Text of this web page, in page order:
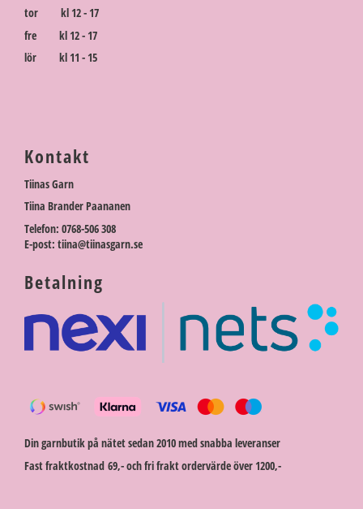
tor kl 12 - 17
fre kl 12 - 17
lör kl 11 - 15
Kontakt
Tiinas Garn
Tiina Brander Paananen
Telefon: 0768-506 308
E-post: tiina@tiinasgarn.se
Betalning
Din garnbutik på nätet sedan 2010 med snabba leveranser
Fast fraktkostnad 69,- och fri frakt ordervärde över 1200,-